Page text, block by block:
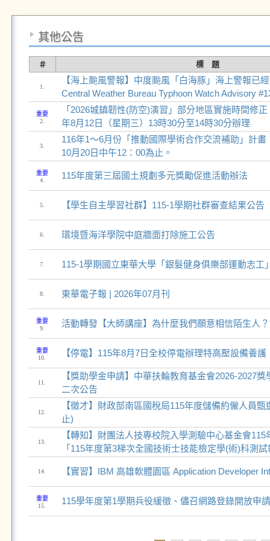
其他公告
＃ 標 題
1.
【海上颱風警報】中度颱風「白海豚」海上警報已
Central Weather Bureau Typhoon Watch Advisory
重要
2.
「2026城鎮韌性(防空)演習」部分地區實施時間修
年8月12日（星期三）13時30分至14時30分辦理
3.
116年1～6月份「推動國際學術合作交流補助」計
10月20日中午12：00為止。
重要
4.
115年度第三屆國土規劃多元獎勵促進活動辦法
5. 【學生自主學習社群】115-1學期社群審查結果公告
6. 環境暨海洋學院中庭牆面打除施工公告
7. 115-1學期國立東華大學「銀髮健身俱樂部運動志工
8. 東華電子報 | 2026年07月刊
重要
9.
活動轉發【大師講座】為什麼我們願意相信陌生人？
重要
10.
【停電】115年8月7日全校停電辦理特高壓設備養護
11.
【獎助學金申請】中華扶輪教育基金會2026-2027
二次公告
12.
【徵才】財政部南區國稅局115年度儲備約僱人員甄
止)
13.
【轉知】財團法人技專校院入學測驗中心基金會
「115年度第3梯次全國技術士技能檢定學(術)科測
14. 【實習】IBM 高雄軟體園區 Application Developer
重要
15.
115學年度第1學期兵役緩徵、儘召網路登錄開放申